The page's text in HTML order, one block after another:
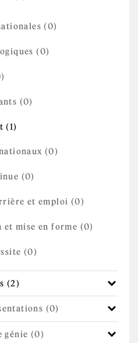
(0)
(0)
(0)
filter
(1)
(0)
(0)
et emploi (0)
mise en forme (0)
(0)
filter
(2)
(0)
génie (0)